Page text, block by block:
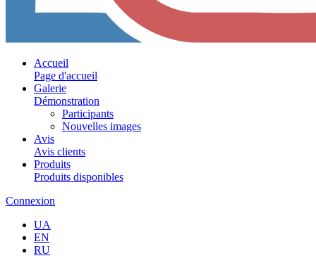
Accueil
Page d'accueil
Galerie
Démonstration
Participants
Nouvelles images
Avis
Avis clients
Produits
Produits disponibles
Connexion
UA
EN
RU